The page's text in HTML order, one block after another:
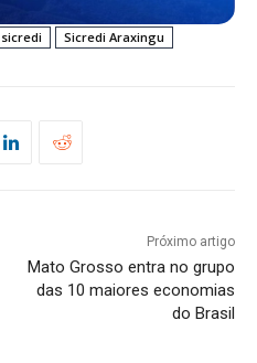
sicredi Sicredi Araxingu
Próximo artigo
Mato Grosso entra no grupo
das 10 maiores economias
do Brasil